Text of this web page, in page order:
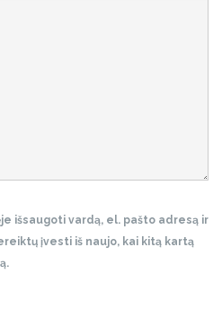
išsaugoti vardą, el. pašto adresą ir
įvesti iš naujo, kai kitą kartą